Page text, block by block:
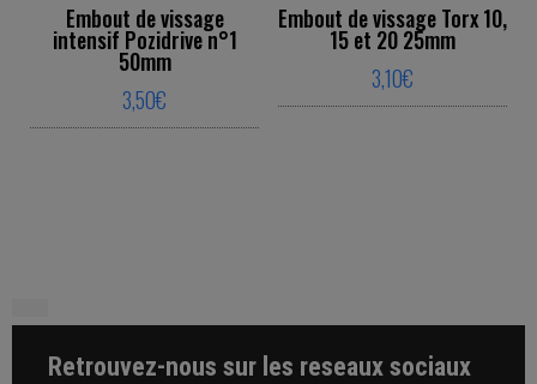
Embout de vissage
intensif Pozidrive n°1
50mm
3,50€
Embout de vissage Torx 10,
15 et 20 25mm
3,10€
Retrouvez-nous sur les reseaux sociaux